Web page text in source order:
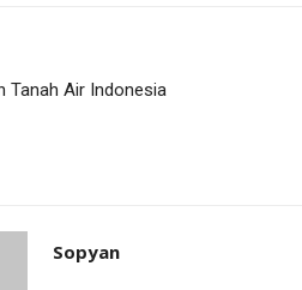
Tanah Air Indonesia
Sopyan